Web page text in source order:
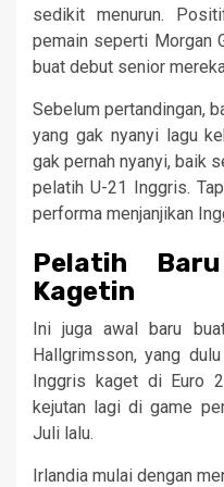
sedikit menurun.
pemain seperti Morgan
buat debut senior
Sebelum pertandingan,
yang gak nyanyi lagu
gak pernah nyanyi, baik
pelatih U-21 Inggris.
performa menjanjikan
Pelatih
Kagetin
Ini juga awal baru
Hallgrimsson, yang
Inggris kaget di Euro
kejutan lagi di game
Juli lalu.
Irlandia mulai dengan